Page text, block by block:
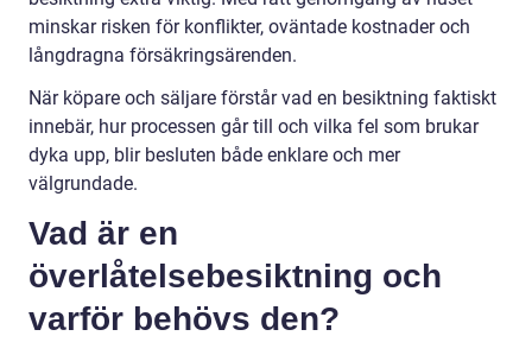
minskar risken för konflikter, oväntade kostnader och
långdragna försäkringsärenden.
När köpare och säljare förstår vad en besiktning faktiskt
innebär, hur processen går till och vilka fel som brukar
dyka upp, blir besluten både enklare och mer
välgrundade.
Vad är en
överlåtelsebesiktning och
varför behövs den?